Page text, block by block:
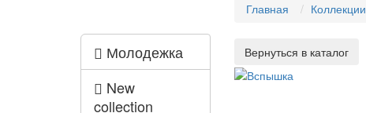
Молодежка
New
collection
Главная Коллекции